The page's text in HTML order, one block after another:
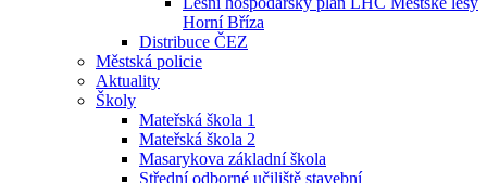
Horní Bříza
Distribuce ČEZ
Městská policie
Aktuality
Školy
Mateřská škola 1
Mateřská škola 2
Masarykova základní škola
Střední odborné učiliště stavební